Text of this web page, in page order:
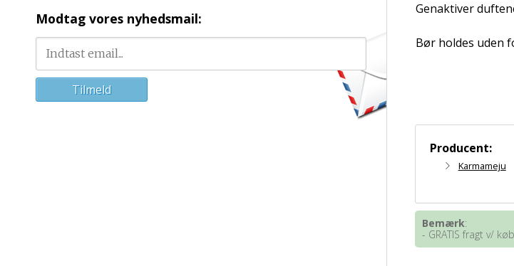
Genaktiver
Bør holdes uden
Producent:
Karmameju
Bemærk:
- GRATIS fragt v/
Modtag vores nyhedsmail: